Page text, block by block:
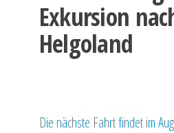
Exkursion
Helgoland
Die nächste Fahrt findet im